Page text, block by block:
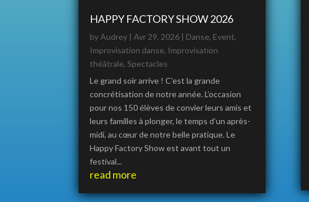
HAPPY FACTORY SHOW 2026
byAudrey |Avr 29, 2026 | Danse, Event,
Improvisation danse, Improvisation
théâtrale,Spectacles
Le grand soir arrive ! C’est la grande
concrétisation de notre année. L’occasion
pour nos 150 élèves de convier leurs amis et
leurs familles à plonger, le temps d’un après-
midi, au cœur de notre belle pratique. Le
Happy Factory Show est avant tout un
festival...
read more